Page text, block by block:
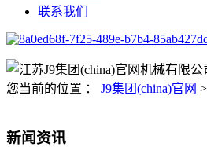
联系我们
您当前的位置 ： J9集团(china)官网 >
新闻资讯